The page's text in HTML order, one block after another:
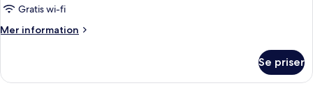
dubbelrum
Gratis wi-fi
Mer information
Mer
dubbelrum
Se priser